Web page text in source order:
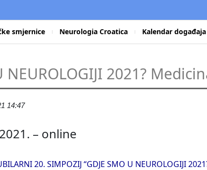
smjernice Neurologia Croatica Kalendar događaja
NEUROLOGIJI 2021?
14:47
– online
20. SIMPOZIJ “GDJE SMO U NEUROLOGIJI